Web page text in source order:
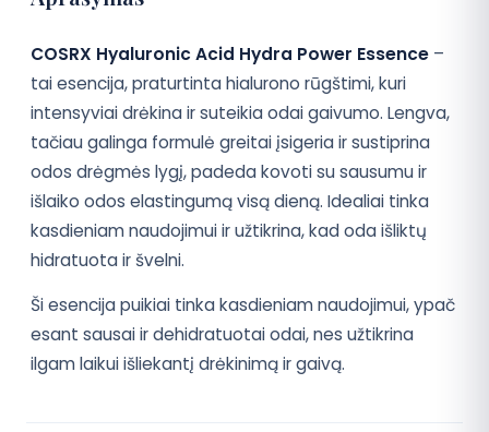
COSRX Hyaluronic Acid Hydra Power Essence –
tai esencija, praturtinta hialurono rūgštimi, kuri
intensyviai drėkina ir suteikia odai gaivumo. Lengva,
tačiau galinga formulė greitai įsigeria ir sustiprina
odos drėgmės lygį, padeda kovoti su sausumu ir
išlaiko odos elastingumą visą dieną. Idealiai tinka
kasdieniam naudojimui ir užtikrina, kad oda išliktų
hidratuota ir švelni.
Ši esencija puikiai tinka kasdieniam naudojimui, ypač
esant sausai ir dehidratuotai odai, nes užtikrina
ilgam laikui išliekantį drėkinimą ir gaivą.